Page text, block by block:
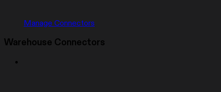
Manage Connectors
Warehouse Connectors